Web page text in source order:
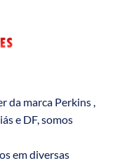
da marca Perkins ,
e DF, somos
em diversas